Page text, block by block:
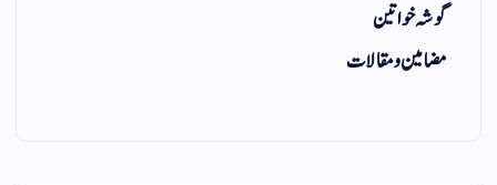
گوشہ خواتین
مضامین و مقالات